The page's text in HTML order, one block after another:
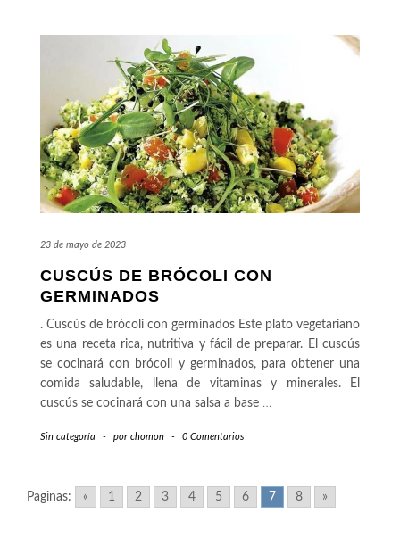
23 de mayo de 2023
CUSCÚS DE BRÓCOLI CON
GERMINADOS
. Cuscús de brócoli con germinados Este plato vegetariano
es una receta rica, nutritiva y fácil de preparar. El cuscús
se cocinará con brócoli y germinados, para obtener una
comida saludable, llena de vitaminas y minerales. El
cuscús se cocinará con una salsa a base …
Sin categoría - por chomon - 0 Comentarios
Paginas: « 1 2 3 4 5 6 7 8 »